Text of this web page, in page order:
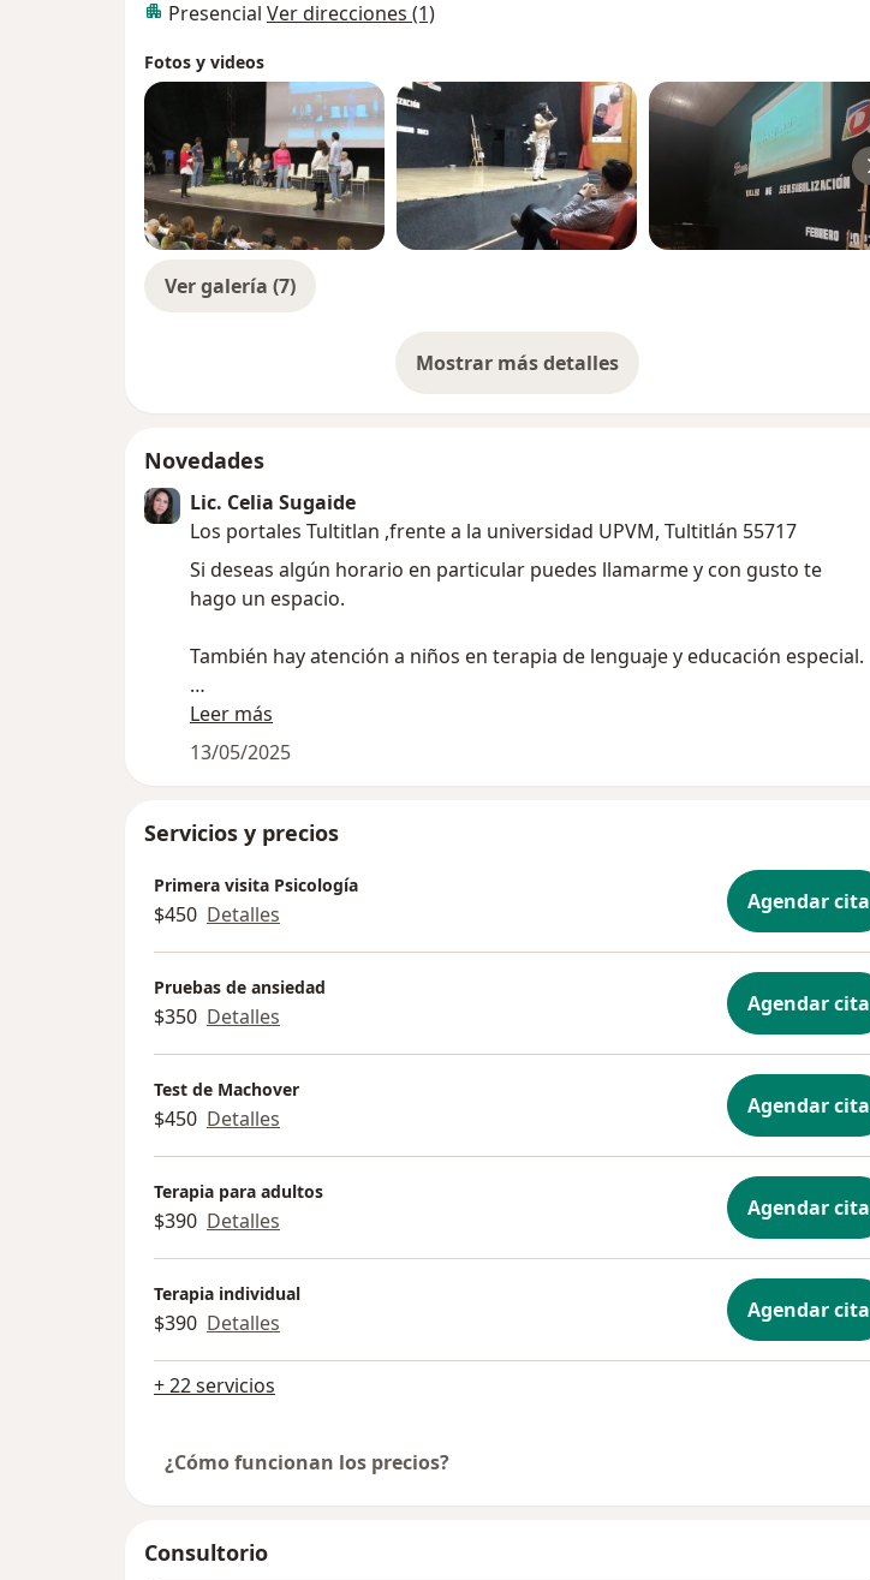
Presencial Ver direcciones (1)
Fotos y videos
Ver galería (7)
Mostrar más detalles
sobre la experiencia
Novedades
Lic. Celia Sugaide
Los portales Tultitlan ,frente a la universidad UPVM, Tultitlán 55717
Si deseas algún horario en particular puedes llamarme y con gusto te
hago un espacio.
También hay atención a niños en terapia de lenguaje y educación especial.
Descubre que te impide sanar o avanzar en tu vida con la canalización de
registros akàshicos ,una hermosa y poderosa herramienta de canalización
Leer más
13/05/2025
Servicios y precios
Primera visita Psicología
$450 Detalles Agendar cita
Pruebas de ansiedad
$350 Detalles Agendar cita
Test de Machover
$450 Detalles Agendar cita
Terapia para adultos
$390 Detalles Agendar cita
Terapia individual
$390 Detalles Agendar cita
+ 22 servicios
¿Cómo funcionan los precios?
Consultorio